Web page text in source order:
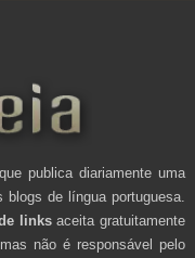
que publica diariamente uma
de língua portuguesa.
linksaceita gratuitamente
mas não é responsável pelo